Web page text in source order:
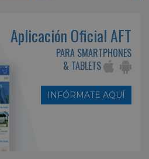
Aplicación Oficial AFT
PARA SMARTPHONES
& TABLETS
INFÓRMATE AQUÍ